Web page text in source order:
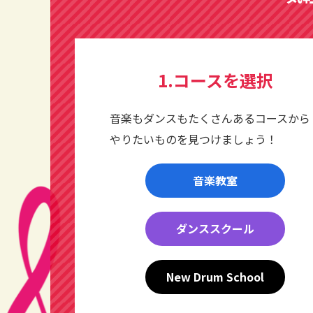
1.コースを選択
音楽もダンスもたくさんあるコースから
やりたいものを見つけましょう！
音楽教室
ダンススクール
New Drum School